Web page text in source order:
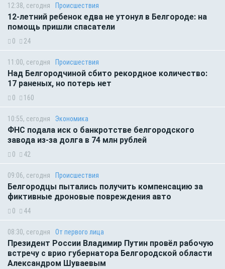
12:38, сегодня Происшествия
12-летний ребенок едва не утонул в Белгороде: на
помощь пришли спасатели
0 24
11:00, сегодня Происшествия
Над Белгородчиной сбито рекордное количество:
17 раненых, но потерь нет
0 160
10:55, сегодня Экономика
ФНС подала иск о банкротстве белгородского
завода из-за долга в 74 млн рублей
0 42
09:06, сегодня Происшествия
Белгородцы пытались получить компенсацию за
фиктивные дроновые повреждения авто
0 44
08:30, сегодня От первого лица
Президент России Владимир Путин провёл рабочую
встречу с врио губернатора Белгородской области
Александром Шуваевым